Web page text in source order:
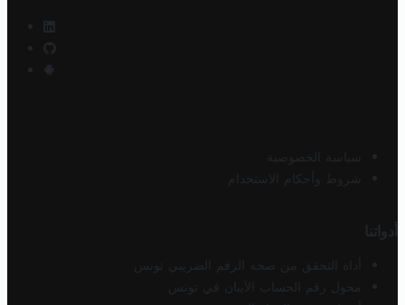
سياسة الخصوصية
شروط وأحكام الاستخدام
أدواتنا
أداة التحقق من صحة الرقم الضريبي تونس
محول رقم الحساب الآيبان في تونس